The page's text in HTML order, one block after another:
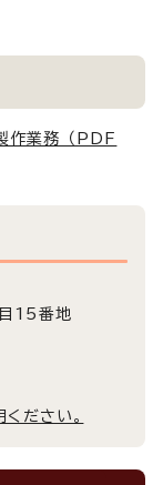
作業務 （PDF
15番地
ださい。